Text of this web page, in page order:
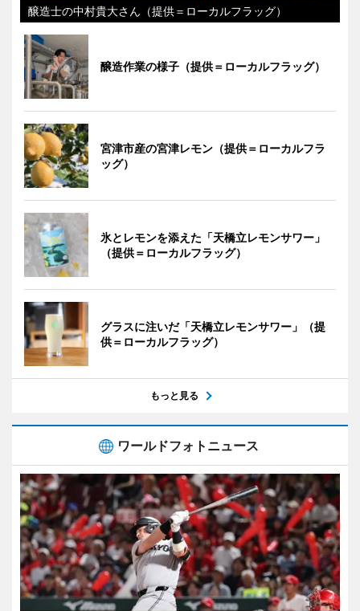
醸造士の中村貴大さん（提供＝ローカルフラッグ）
醸造作業の様子（提供＝ローカルフラッグ）
宮津市産の宮津レモン（提供＝ローカルフラ
ッグ）
氷とレモンを添えた「天橋立レモンサワー」
（提供＝ローカルフラッグ）
グラスに注いだ「天橋立レモンサワー」（提
供＝ローカルフラッグ）
もっと見る
ワールドフォトニュース